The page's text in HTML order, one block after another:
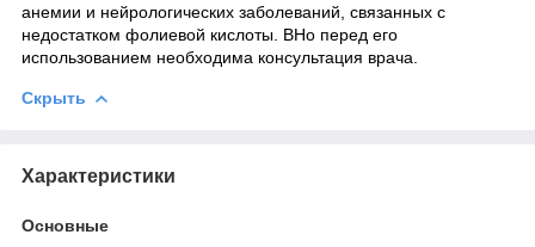
анемии и нейрологических заболеваний, связанных с
недостатком фолиевой кислоты. ВНо перед его
использованием необходима консультация врача.
Скрыть
Характеристики
Основные